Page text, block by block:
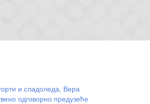
и сладоледа, Вера
одговорно предузеће